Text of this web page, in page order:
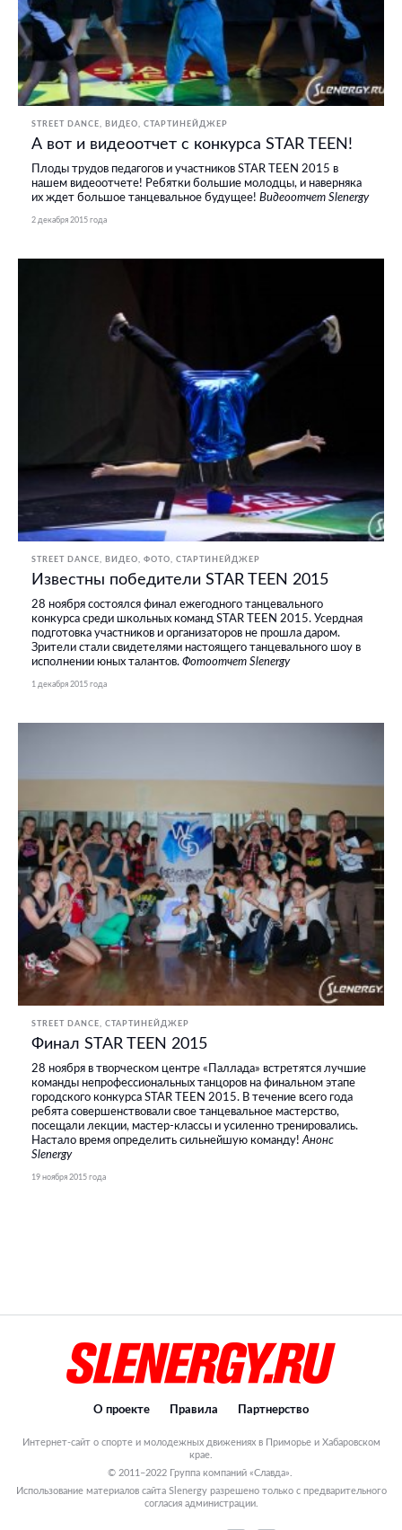
STREET DANCE ВИДЕО СТАРТИНЕЙДЖЕР
А вот и видеоотчет с конкурса STAR TEEN!
Плоды трудов педагогов и участников STAR TEEN 2015 в
нашем видеоотчете! Ребятки большие молодцы, и наверняка
их ждет большое танцевальное будущее! Видеоотчет Slenergy
2 декабря 2015 года
STREET DANCE ВИДЕО ФОТО СТАРТИНЕЙДЖЕР
Известны победители STAR TEEN 2015
28 ноября состоялся финал ежегодного танцевального
конкурса среди школьных команд STAR TEEN 2015. Усердная
подготовка участников и организаторов не прошла даром.
Зрители стали свидетелями настоящего танцевального шоу в
исполнении юных талантов. Фотоотчет Slenergy
1 декабря 2015 года
STREET DANCE СТАРТИНЕЙДЖЕР
Финал STAR TEEN 2015
28 ноября в творческом центре «Паллада» встретятся лучшие
команды непрофессиональных танцоров на финальном этапе
городского конкурса STAR TEEN 2015. В течение всего года
ребята совершенствовали свое танцевальное мастерство,
посещали лекции, мастер-классы и усиленно тренировались.
Настало время определить сильнейшую команду!Анонс
Slenergy
19 ноября 2015 года
О проекте Правила Партнерство
Интернет-сайт о спорте и молодежных движениях в Приморье и Хабаровском
крае.
© 2011–2022 Группа компаний «Славда».
Использование материалов сайта Slenergy разрешено только с предварительного
согласия администрации.